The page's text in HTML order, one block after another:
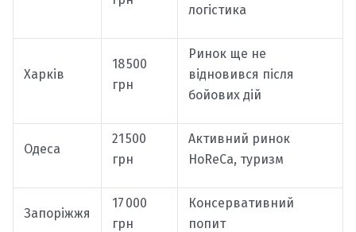
логістика
Харків
18 500
грн
Ринок ще не
відновився після
бойових дій
Одеса
21 500
грн
Активний ринок
HoReCa, туризм
Запоріжжя
17 000
грн
Консервативний
попит